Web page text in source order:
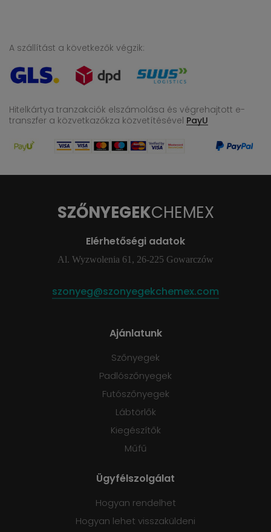
A szállítást a következők végzik:
Hitelkártya tranzakciók elszámolása és végrehajtott e-
transzfer a közvetkazőkza közvetítésével PayU
SZŐNYEGEKCHEMEX
Elérhetőségi adatok
Al. Wyzwolenia 61, 26-225 Gowarczów
szonyeg@szonyegekchemex.com
Ajánlatunk
Szőnyegek
Padlószőnyegek
Futószőnyegek
Lábtörlők
Kiegészítők
Műfű
Ügyfélszolgálat
Hogyan rendelhet
Hogyan lehet visszaküldeni